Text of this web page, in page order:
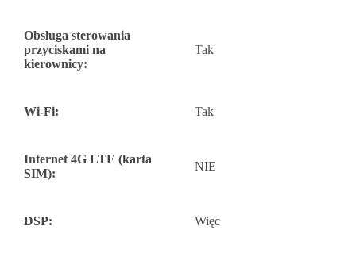
Obsługa sterowania
przyciskami na
kierownicy:
Tak
Wi-Fi: Tak
Internet 4G LTE (karta
SIM):
NIE
DSP: Więc